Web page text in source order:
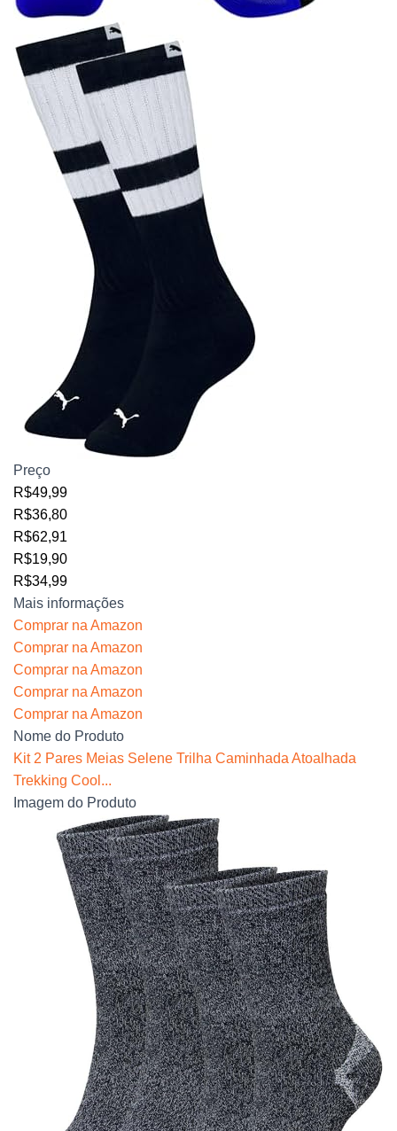
Preço
R$49,99
R$36,80
R$62,91
R$19,90
R$34,99
Mais informações
Comprar na Amazon
Comprar na Amazon
Comprar na Amazon
Comprar na Amazon
Comprar na Amazon
Nome do Produto
Kit 2 Pares Meias Selene Trilha Caminhada Atoalhada
Trekking Cool...
Imagem do Produto